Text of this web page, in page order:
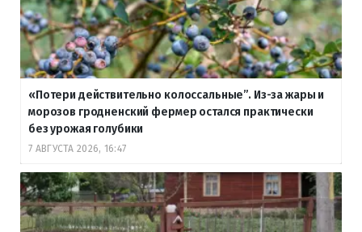
«Потери действительно колоссальные”. Из-за жары и
морозов гродненский фермер остался практически
без урожая голубики
7 АВГУСТА 2026, 16:47